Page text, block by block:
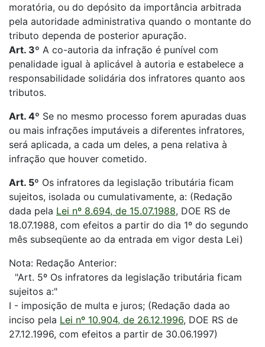
moratória, ou do depósito da importância arbitrada
pela autoridade administrativa quando o montante do
tributo dependa de posterior apuração.
Art. 3º A co-autoria da infração é punível com
penalidade igual à aplicável à autoria e estabelece a
responsabilidade solidária dos infratores quanto aos
tributos.
Art. 4º Se no mesmo processo forem apuradas duas
ou mais infrações imputáveis a diferentes infratores,
será aplicada, a cada um deles, a pena relativa à
infração que houver cometido.
Art. 5º Os infratores da legislação tributária ficam
sujeitos, isolada ou cumulativamente, a: (Redação
dada pela Lei nº 8.694, de 15.07.1988, DOE RS de
18.07.1988, com efeitos a partir do dia 1º do segundo
mês subseqüente ao da entrada em vigor desta Lei)
Nota: Redação Anterior:
"Art. 5º Os infratores da legislação tributária ficam
sujeitos a:"
I - imposição de multa e juros; (Redação dada ao
inciso pela Lei nº 10.904, de 26.12.1996, DOE RS de
27.12.1996, com efeitos a partir de 30.06.1997)